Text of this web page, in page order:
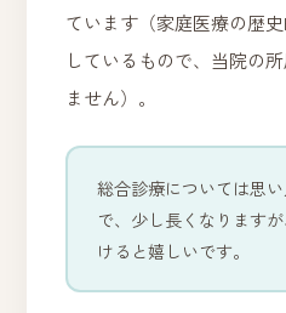
ています（家庭医療の歴
しているもので、当院の
ません）。
総合診療については思
で、少し長くなります
けると嬉しいです。